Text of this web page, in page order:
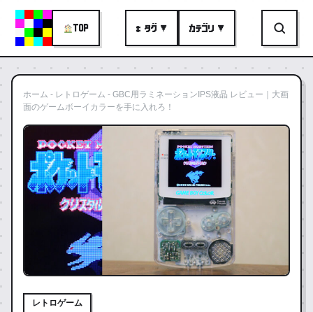
TOP # タグ ▼ カテゴリ ▼
ホーム - レトロゲーム - GBC用ラミネーションIPS液晶 レビュー｜大画
面のゲームボーイカラーを手に入れろ！
レトロゲーム